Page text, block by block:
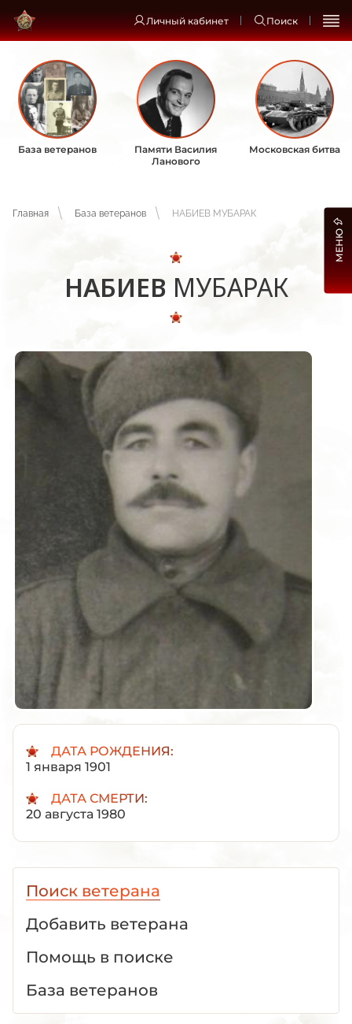
Личный кабинет Поиск
База ветеранов
Памяти Василия
Ланового
Московская битва
Главная База ветеранов НАБИЕВ МУБАРАК
НАБИЕВ МУБАРАК
ДАТА РОЖДЕНИЯ:
1 января 1901
ДАТА СМЕРТИ:
20 августа 1980
Поиск ветерана
Добавить ветерана
Помощь в поиске
База ветеранов
МЕНЮ